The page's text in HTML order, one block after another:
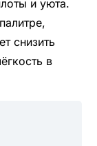
и уюта.
снизить
в